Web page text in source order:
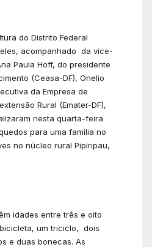
do Distrito Federal
acompanhado da vice-
Paula Hoff, do presidente
(Ceasa-DF), Onelio
da Empresa de
Rural (Emater-DF),
nesta quarta-feira
para uma família no
no núcleo rural Pipiripau,
idades entre três e oito
um triciclo, dois
e duas bonecas. As